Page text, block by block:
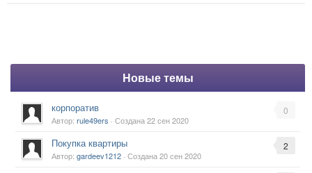
Новые темы
0
корпоратив
Автор: rule49ers · Создана22 сен 2020
2
Покупка квартиры
Автор: gardeev1212 · Создана20 сен 2020